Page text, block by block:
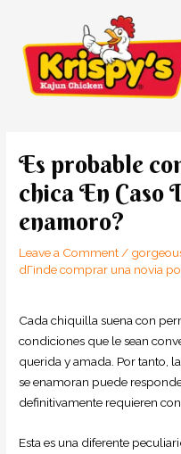
content
Es probable
chica En Caso
enamoro?
Leave a Comment/
dГіnde comprar una novia
Cada chiquilla suena con
condiciones que le sean
querida y amada. Por tanto,
se enamoran puede
definitivamente requieren
Esta es una diferente